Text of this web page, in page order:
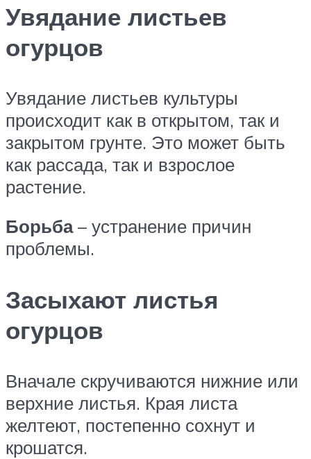
Увядание листьев
огурцов
Увядание листьев культуры
происходит как в открытом, так и
закрытом грунте. Это может быть
как рассада, так и взрослое
растение.
Борьба– устранение причин
проблемы.
Засыхают листья
огурцов
Вначале скручиваются нижние или
верхние листья. Края листа
желтеют, постепенно сохнут и
крошатся.